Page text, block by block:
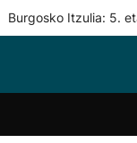
Burgosko Itzulia: 5.
Taldeak